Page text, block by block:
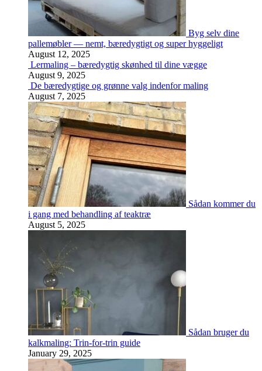
Byg selv dine
pallemøbler — nemt, bæredygtigt og super hyggeligt
August 12, 2025
Lermaling – bæredygtig skønhed til dine vægge
August 9, 2025
De bæredygtige og grønne valg indenfor maling
August 7, 2025
Sådan kommer du
i gang med behandling af teaktræ
August 5, 2025
Sådan bruger du
kalkmaling: Trin-for-trin guide
January 29, 2025